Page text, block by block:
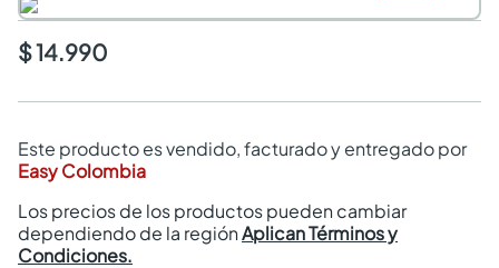
$ 14.990
Este producto es vendido, facturado y entregado por
Easy Colombia
Los precios de los productos pueden cambiar
dependiendo de la regiónAplican Términos y
Condiciones.
neveras